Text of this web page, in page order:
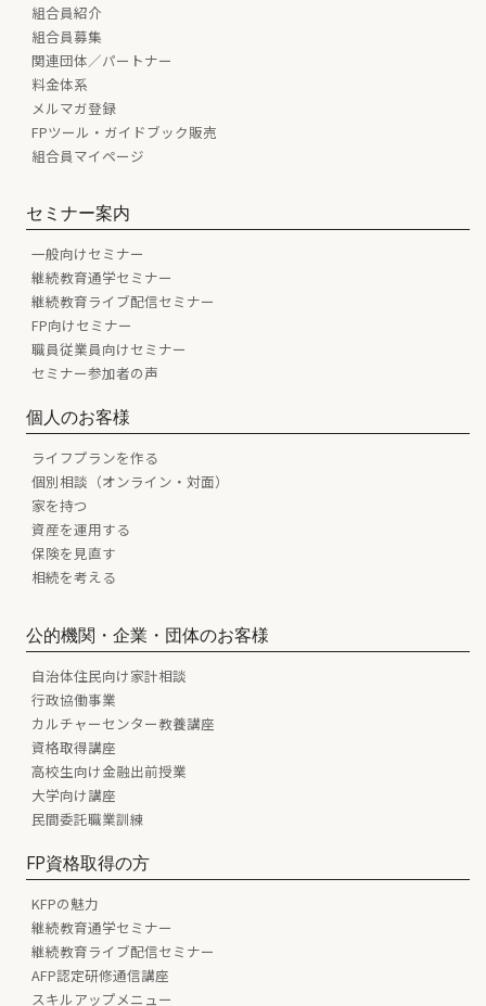
組合員紹介
組合員募集
関連団体／パートナー
料金体系
メルマガ登録
FPツール・ガイドブック販売
組合員マイページ
セミナー案内
一般向けセミナー
継続教育通学セミナー
継続教育ライブ配信セミナー
FP向けセミナー
職員従業員向けセミナー
セミナー参加者の声
個人のお客様
ライフプランを作る
個別相談（オンライン・対面）
家を持つ
資産を運用する
保険を見直す
相続を考える
公的機関・企業・団体のお客様
自治体住民向け家計相談
行政協働事業
カルチャーセンター教養講座
資格取得講座
高校生向け金融出前授業
大学向け講座
民間委託職業訓練
FP資格取得の方
KFPの魅力
継続教育通学セミナー
継続教育ライブ配信セミナー
AFP認定研修通信講座
スキルアップメニュー